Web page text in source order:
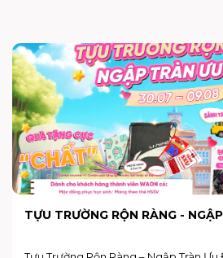
TRƯỜNG RỘN RÀNG - NGẬP